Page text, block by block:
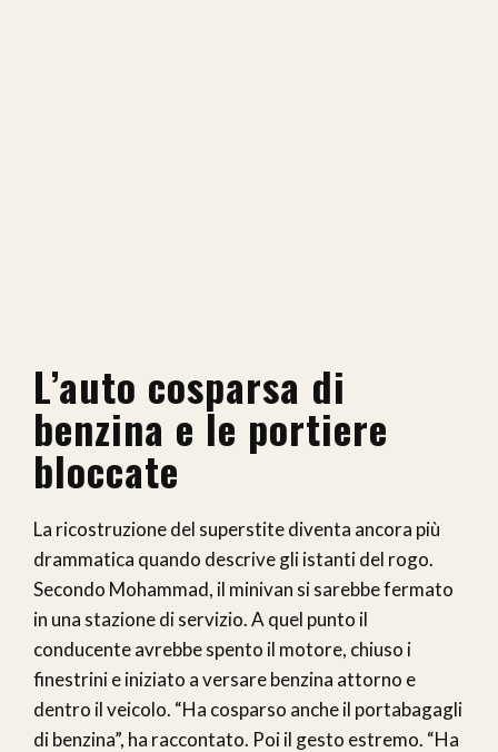
L’auto cosparsa di
benzina e le portiere
bloccate
La ricostruzione del superstite diventa ancora più
drammatica quando descrive gli istanti del rogo.
Secondo Mohammad, il minivan si sarebbe fermato
in una stazione di servizio. A quel punto il
conducente avrebbe spento il motore, chiuso i
finestrini e iniziato a versare benzina attorno e
dentro il veicolo. “Ha cosparso anche il portabagagli
di benzina”, ha raccontato. Poi il gesto estremo. “Ha